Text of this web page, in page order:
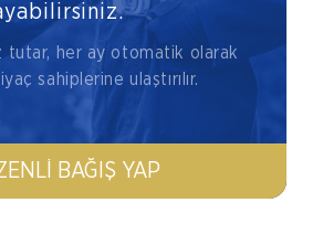
tutar, her ay otomatik olarak
sahiplerine ulaştırılır.
BAĞIŞ YAP